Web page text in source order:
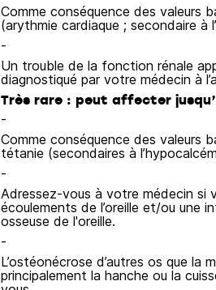
Comme conséquence des valeurs
(arythmie cardiaque ; secondaire à
-
Un trouble de la fonction rénale
diagnostiqué par votre médecin à
Très rare : peut affecter
-
Comme conséquence des valeurs
tétanie (secondaires à
-
Adressez-vous à votre médecin si
écoulements de l’oreille et/ou une
osseuse de l'oreille.
-
L’ostéonécrose d’autres os que
principalement la hanche ou la